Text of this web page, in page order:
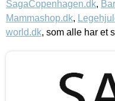
SagaCopenhagen.dk,
Mammashop.dk,
world.dk, som alle har et